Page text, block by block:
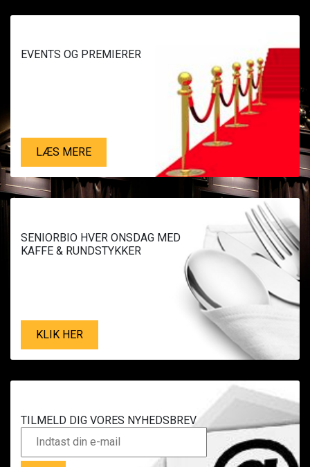
EVENTS OG PREMIERER
LÆS MERE
SENIORBIO HVER ONSDAG MED
KAFFE & RUNDSTYKKER
KLIK HER
TILMELD DIG VORES NYHEDSBREV